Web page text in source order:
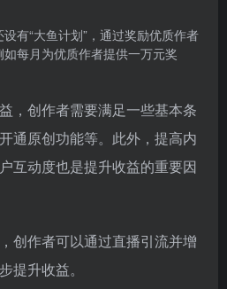
设有“大鱼计划”，通过奖励优质作者
每月为优质作者提供一万元奖
，创作者需要满足一些基本条
通原创功能等。此外，提高内
互动度也是提升收益的重要因
创作者可以通过直播引流并增
提升收益。